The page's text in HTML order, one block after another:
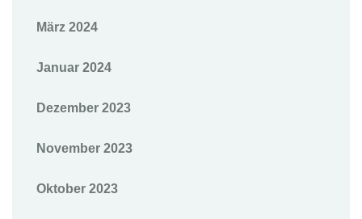
März 2024
Januar 2024
Dezember 2023
November 2023
Oktober 2023